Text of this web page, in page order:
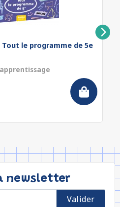
le programme de 5e
newsletter